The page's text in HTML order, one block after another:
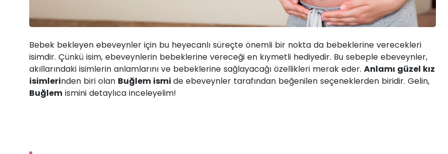
Bebek bekleyen ebeveynler için bu heyecanlı süreçte önemli bir nokta da bebeklerine verecekleri
isimdir. Çünkü isim, ebeveynlerin bebeklerine vereceği en kıymetli hediyedir. Bu sebeple ebeveynler,
akıllarındaki isimlerin anlamlarını ve bebeklerine sağlayacağı özellikleri merak eder. Anlamı güzel kız
isimlerinden biri olan Buğlem ismi de ebeveynler tarafından beğenilen seçeneklerden biridir. Gelin,
Buğlem ismini detaylıca inceleyelim!